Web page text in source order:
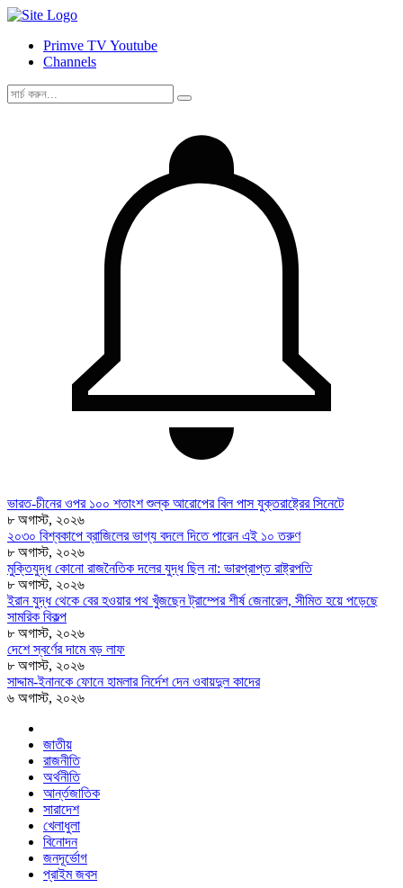
Primve TV Youtube
Channels
ভারত-চীনের ওপর ১০০ শতাংশ শুল্ক আরোপের বিল পাস যুক্তরাষ্ট্রের সিনেটে
৮ অগাস্ট, ২০২৬
২০৩০ বিশ্বকাপে ব্রাজিলের ভাগ্য বদলে দিতে পারেন এই ১০ তরুণ
৮ অগাস্ট, ২০২৬
মুক্তিযুদ্ধ কোনো রাজনৈতিক দলের যুদ্ধ ছিল না: ভারপ্রাপ্ত রাষ্ট্রপতি
৮ অগাস্ট, ২০২৬
ইরান যুদ্ধ থেকে বের হওয়ার পথ খুঁজছেন ট্রাম্পের শীর্ষ জেনারেল, সীমিত হয়ে পড়েছে
সামরিক বিকল্প
৮ অগাস্ট, ২০২৬
দেশে স্বর্ণের দামে বড় লাফ
৮ অগাস্ট, ২০২৬
সাদ্দাম-ইনানকে ফোনে হামলার নির্দেশ দেন ওবায়দুল কাদের
৬ অগাস্ট, ২০২৬
জাতীয়
রাজনীতি
অর্থনীতি
আর্ন্তজাতিক
সারাদেশ
খেলাধুলা
বিনোদন
জনদূর্ভোগ
প্রাইম জবস